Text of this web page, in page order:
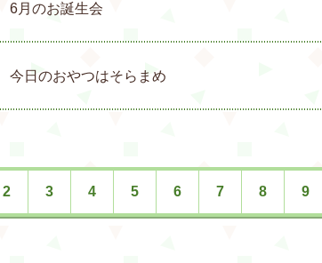
6月のお誕生会
今日のおやつはそらまめ
2 3 4 5 6 7 8 9